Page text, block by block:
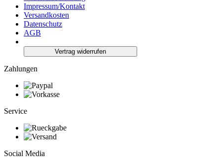
Impressum/Kontakt
Versandkosten
Datenschutz
AGB
Vertrag widerrufen
Zahlungen
Service
Social Media